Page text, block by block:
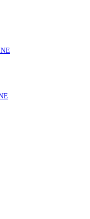
ao tribunal, cada
faz a diferença”
ficar sem médico de
alerta associação
com enfarte
de Lp(a), revela estudo
do pulmão são
investimento
saúde”